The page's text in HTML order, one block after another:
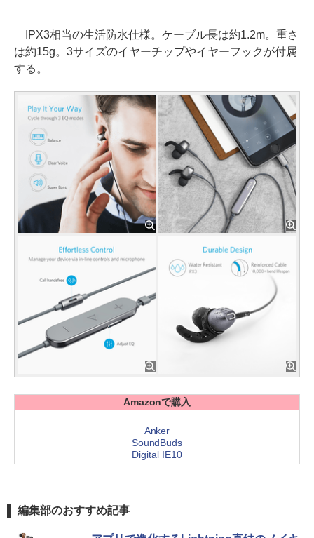
IPX3相当の生活防水仕様。ケーブル長は約1.2m。重さ
は約15g。3サイズのイヤーチップやイヤーフックが付属
する。
Amazonで購入
Anker
SoundBuds
Digital IE10
編集部のおすすめ記事